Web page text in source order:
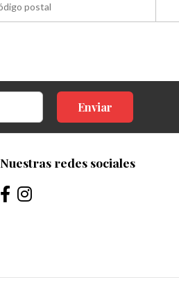
Enviar
Nuestras redes sociales